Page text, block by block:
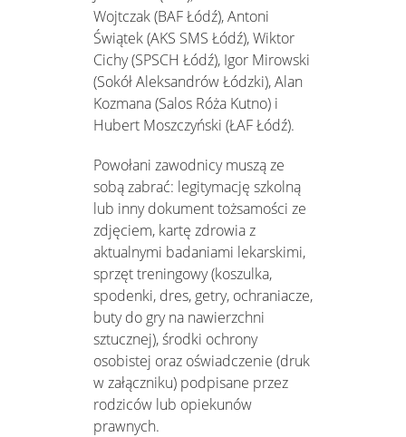
Wojtczak (BAF Łódź), Antoni
Świątek (AKS SMS Łódź), Wiktor
Cichy (SPSCH Łódź), Igor Mirowski
(Sokół Aleksandrów Łódzki), Alan
Kozmana (Salos Róża Kutno) i
Hubert Moszczyński (ŁAF Łódź).
Powołani zawodnicy muszą ze
sobą zabrać: legitymację szkolną
lub inny dokument tożsamości ze
zdjęciem, kartę zdrowia z
aktualnymi badaniami lekarskimi,
sprzęt treningowy (koszulka,
spodenki, dres, getry, ochraniacze,
buty do gry na nawierzchni
sztucznej), środki ochrony
osobistej oraz oświadczenie (druk
w załączniku) podpisane przez
rodziców lub opiekunów
prawnych.